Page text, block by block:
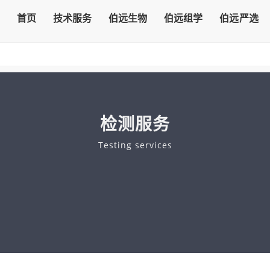
检测服务
Testing services
首页 技术服务 伯远生物 伯远组学 伯远严选